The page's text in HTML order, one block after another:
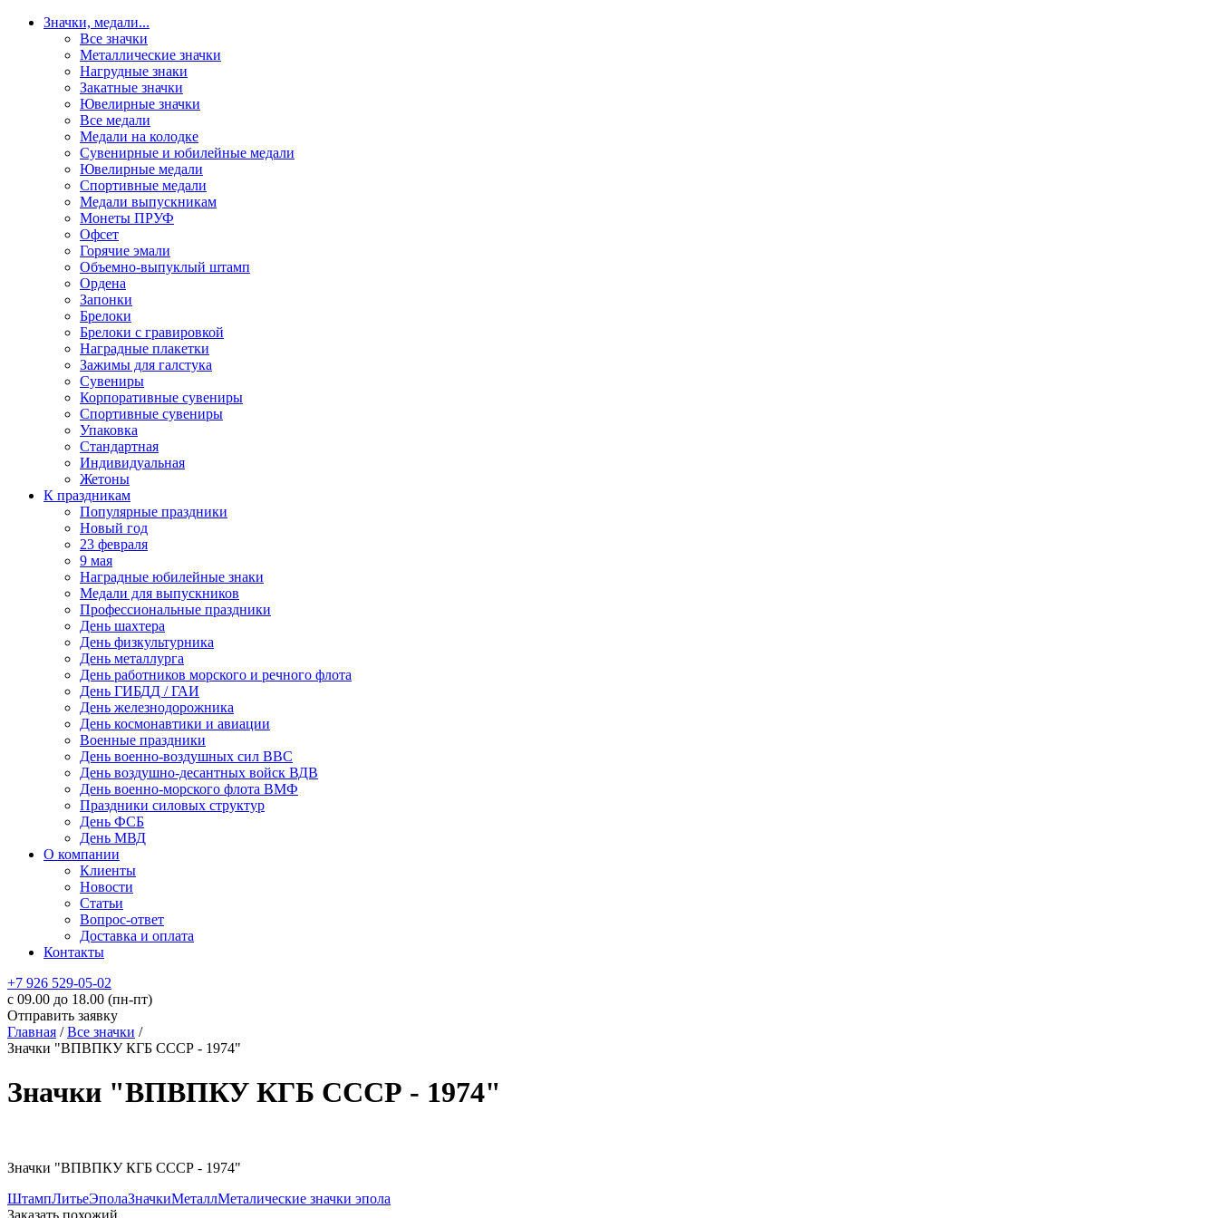
Значки, медали...
Все значки
Металлические значки
Нагрудные знаки
Закатные значки
Ювелирные значки
Все медали
Медали на колодке
Сувенирные и юбилейные медали
Ювелирные медали
Спортивные медали
Медали выпускникам
Монеты ПРУФ
Офсет
Горячие эмали
Объемно-выпуклый штамп
Ордена
Запонки
Брелоки
Брелоки с гравировкой
Наградные плакетки
Зажимы для галстука
Сувениры
Корпоративные сувениры
Спортивные сувениры
Упаковка
Стандартная
Индивидуальная
Жетоны
К праздникам
Популярные праздники
Новый год
23 февраля
9 мая
Наградные юбилейные знаки
Медали для выпускников
Профессиональные праздники
День шахтера
День физкультурника
День металлурга
День работников морского и речного флота
День ГИБДД / ГАИ
День железнодорожника
День космонавтики и авиации
Военные праздники
День военно-воздушных сил ВВС
День воздушно-десантных войск ВДВ
День военно-морского флота ВМФ
Праздники силовых структур
День ФСБ
День МВД
О компании
Клиенты
Новости
Статьи
Вопрос-ответ
Доставка и оплата
Контакты
+7 926 529-05-02
c 09.00 до 18.00 (пн-пт)
Отправить заявку
Главная /Все значки /
Значки "ВПВПКУ КГБ СССР - 1974"
Значки "ВПВПКУ КГБ СССР - 1974"
Значки "ВПВПКУ КГБ СССР - 1974"
ШтампЛитьеЭполаЗначкиМеталлМеталические значки эпола
Заказать похожий